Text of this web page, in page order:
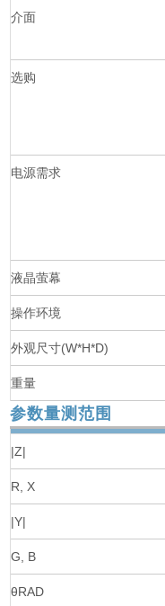
介面
选购
电源需求
液晶萤幕
操作环境
外观尺寸(W*H*D)
重量
参数量测范围
|Z|
R, X
|Y|
G, B
θRAD